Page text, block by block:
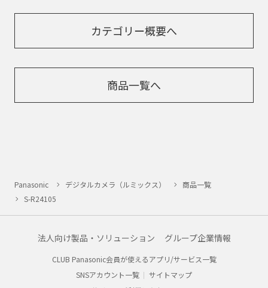
カテゴリー概要へ
商品一覧へ
Panasonic デジタルカメラ（ルミックス）
商品一覧
S-R24105
法人向け製品・ソリューション グループ企業情報
CLUB Panasonic会員が使えるアプリ/サービス一覧
SNSアカウント一覧
サイトマップ